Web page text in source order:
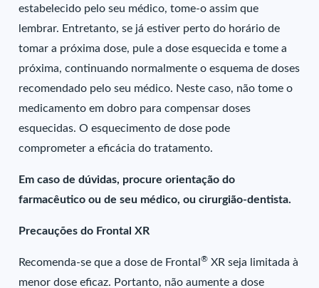
estabelecido pelo seu médico, tome-o assim que
lembrar. Entretanto, se já estiver perto do horário de
tomar a próxima dose, pule a dose esquecida e tome a
próxima, continuando normalmente o esquema de doses
recomendado pelo seu médico. Neste caso, não tome o
medicamento em dobro para compensar doses
esquecidas. O esquecimento de dose pode
comprometer a eficácia do tratamento.
Em caso de dúvidas, procure orientação do
farmacêutico ou de seu médico, ou cirurgião-dentista.
Precauções do Frontal XR
Recomenda-se que a dose de Frontal® XR seja limitada à
menor dose eficaz. Portanto, não aumente a dose